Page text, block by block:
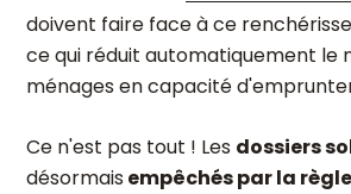
doivent faire face à ce
ce qui réduit automatiquement le
ménages en capacité
Ce n'est pas tout ! Les dossiers
désormaisempêchés par la